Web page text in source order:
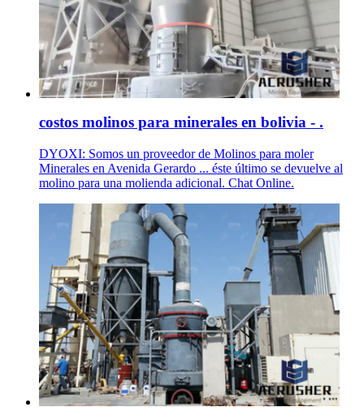
costos molinos para minerales en bolivia - .
DYOXI: Somos un proveedor de Molinos para moler
Minerales en Avenida Gerardo ... éste último se devuelve al
molino para una molienda adicional. Chat Online.